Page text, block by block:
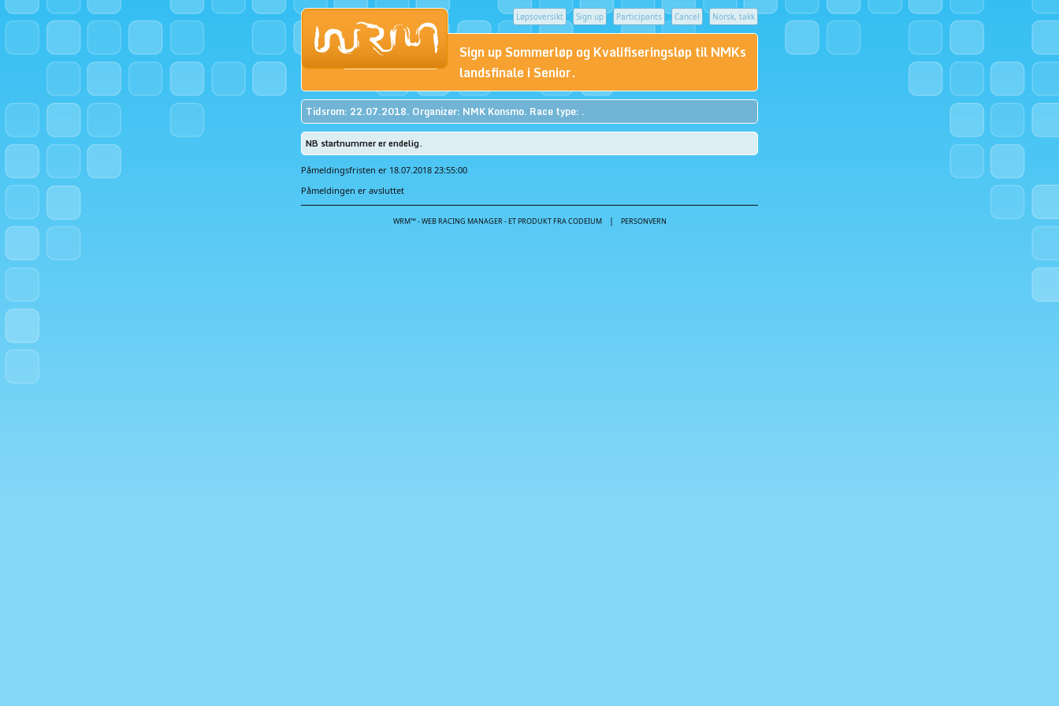
Løpsoversikt Sign up Participants Cancel Norsk, takk
Sign up Sommerløp og Kvalifiseringsløp til NMKs
landsfinale i Senior.
Tidsrom: 22.07.2018. Organizer: NMK Konsmo. Race type: .
NB startnummer er endelig.
Påmeldingsfristen er 18.07.2018 23:55:00
Påmeldingen er avsluttet
WRM™ - WEB RACING MANAGER - ET PRODUKT FRA CODEIUM| PERSONVERN